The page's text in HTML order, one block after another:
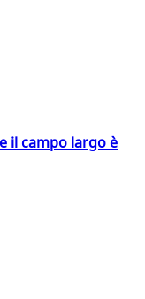
il campo largo è